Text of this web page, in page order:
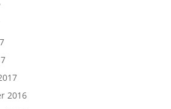
2016